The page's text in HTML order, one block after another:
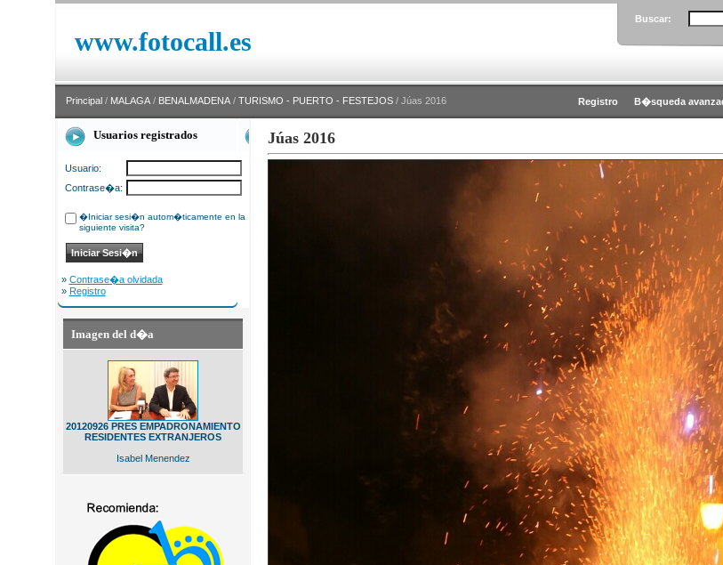
www.fotocall.es
Buscar:
Principal / MALAGA / BENALMADENA / TURISMO - PUERTO - FESTEJOS / Júas 2016 Registro B�squeda
Usuarios registrados
Usuario:
Contrase�a:
�Iniciar sesi�n autom�ticamente en la
siguiente visita?
» Contrase�a olvidada
» Registro
Imagen del d�a
20120926 PRES EMPADRONAMIENTO
RESIDENTES EXTRANJEROS
Isabel Menendez
Júas 2016